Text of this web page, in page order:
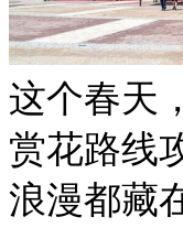
这个春天
赏花路线
浪漫都藏